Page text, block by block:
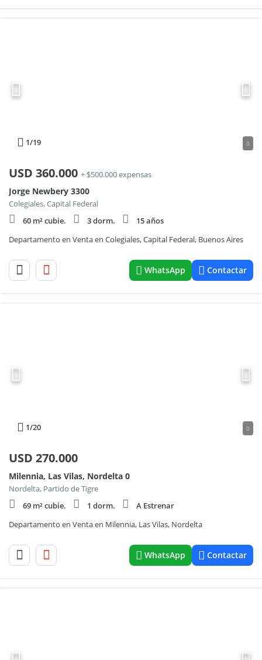
1/19 0
USD 360.000 + $500.000 expensas
Jorge Newbery 3300
Colegiales, Capital Federal
60 m² cubie.
3 dorm.
15 años
Departamento en Venta en Colegiales, Capital Federal, Buenos Aires
WhatsApp Contactar
1/20 0
USD 270.000
Milennia, Las Vilas, Nordelta 0
Nordelta, Partido de Tigre
69 m² cubie.
1 dorm.
A Estrenar
Departamento en Venta en Milennia, Las Vilas, Nordelta
WhatsApp Contactar